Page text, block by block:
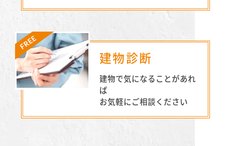
建物診断
建物で気になることがあれ
ば
お気軽にご相談ください